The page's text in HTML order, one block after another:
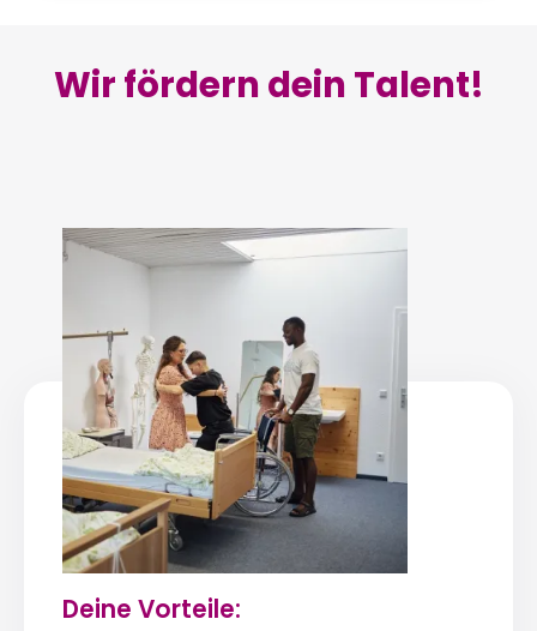
Wir fördern dein Talent!
Deine Vorteile: